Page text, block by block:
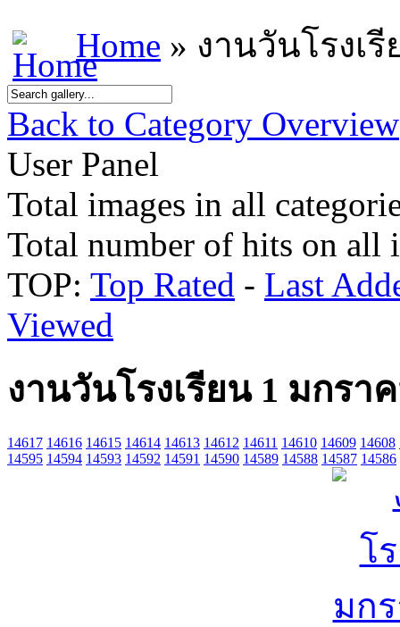
Home » งานวันโรงเ
Back to Category Overview
User Panel
Total images in all
Total number of hits on all
TOP: Top Rated - Last
Viewed
งานวันโรงเรียน 1 มกรา
14617 14616 14615 14614 14613 14612 14611 14610 14609 14608
14595 14594 14593 14592 14591 14590 14589 14588 14587 14586